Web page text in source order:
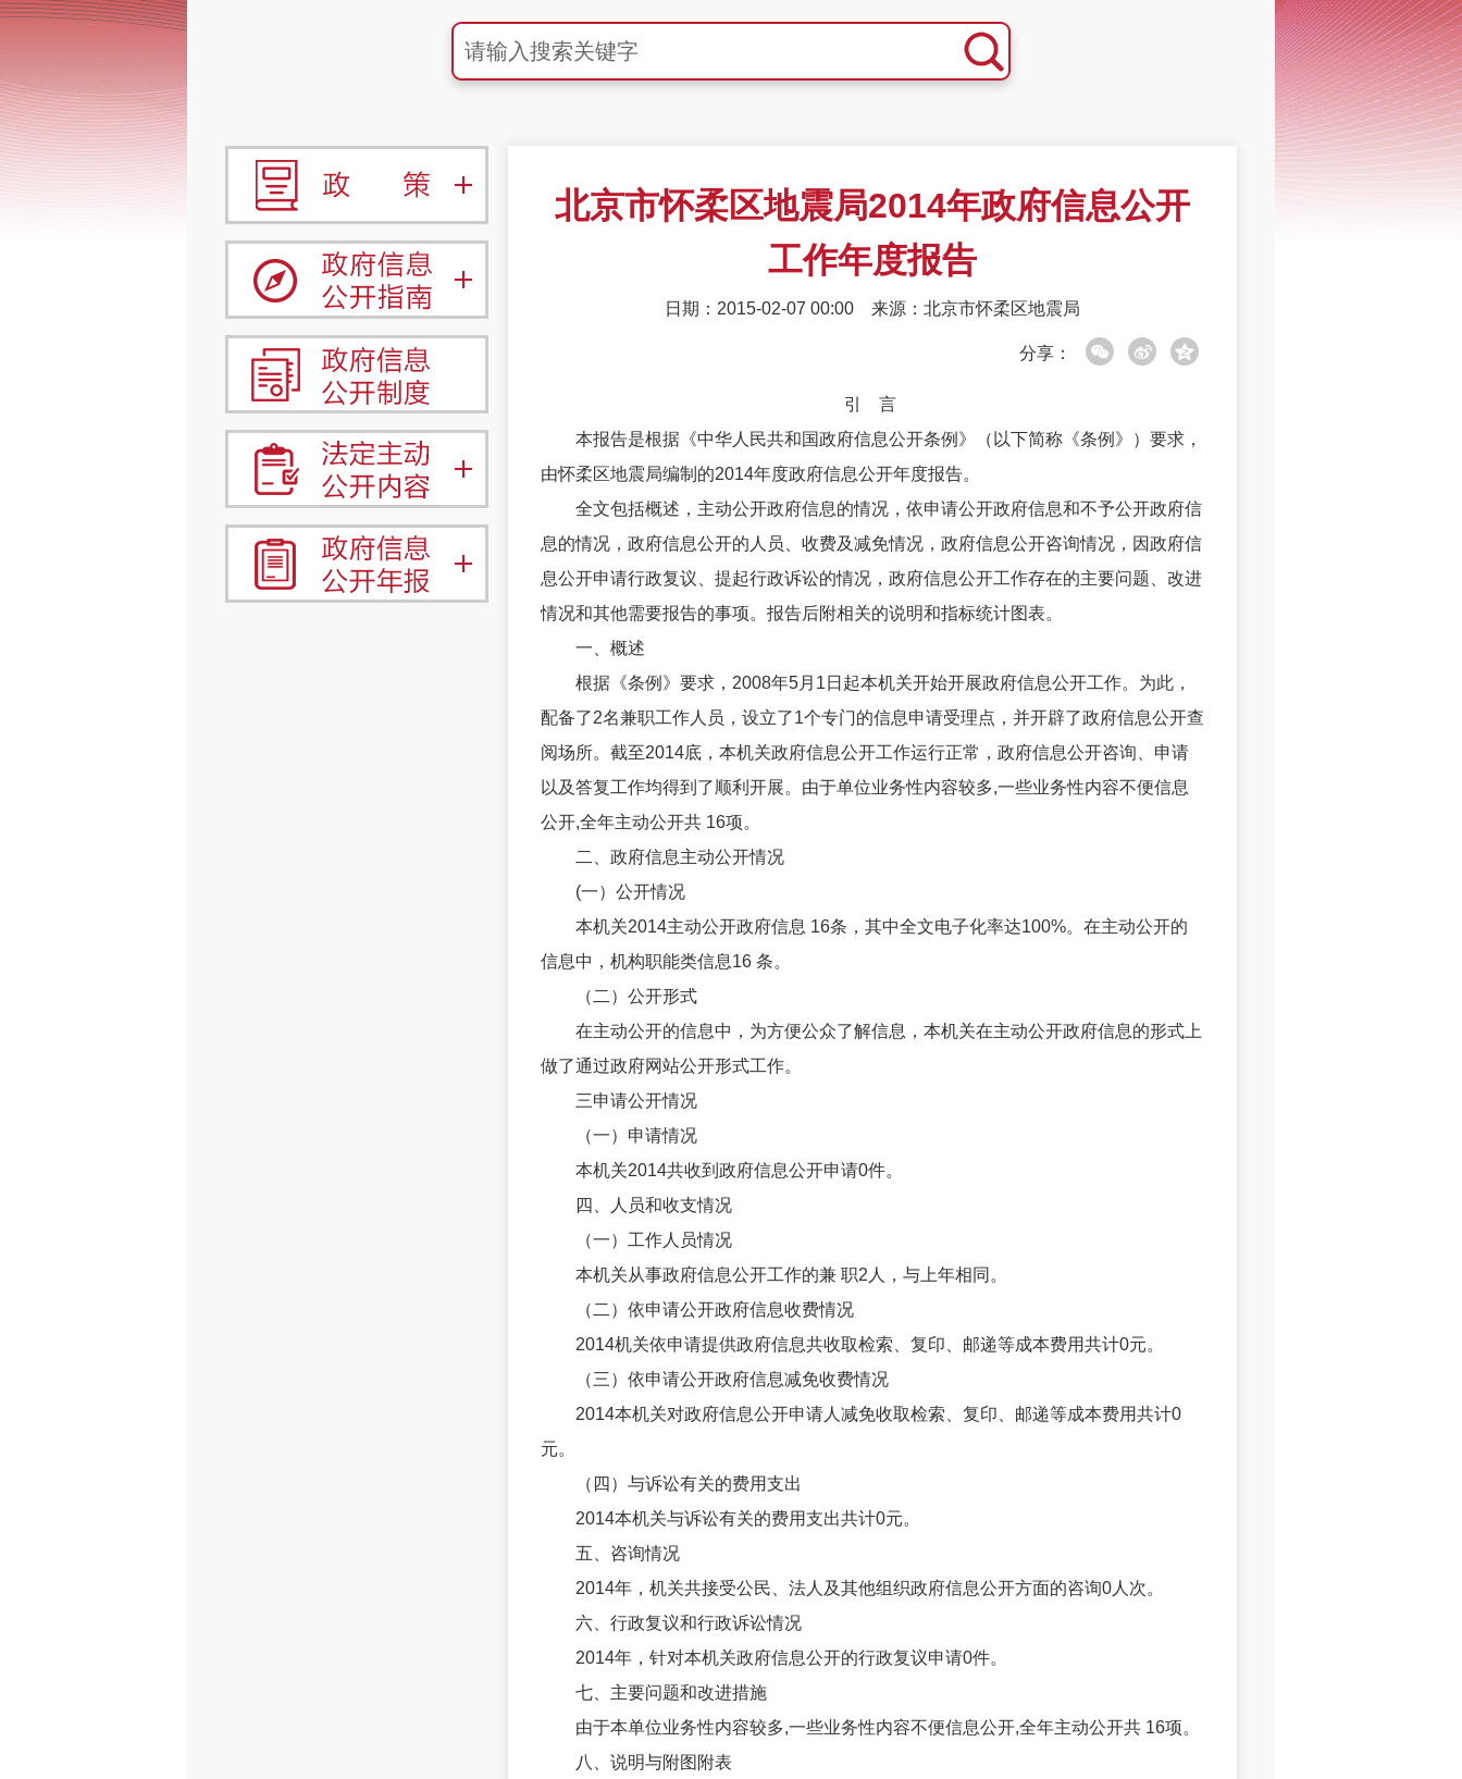
北京市怀柔区地震局2014年政府信息公开
工作年度报告
日期：2015-02-07 00:00 来源：北京市怀柔区地震局
分享：
引 言
本报告是根据《中华人民共和国政府信息公开条例》（以下简称《条例》）要求，
由怀柔区地震局编制的2014年度政府信息公开年度报告。
全文包括概述，主动公开政府信息的情况，依申请公开政府信息和不予公开政府信
息的情况，政府信息公开的人员、收费及减免情况，政府信息公开咨询情况，因政府信
息公开申请行政复议、提起行政诉讼的情况，政府信息公开工作存在的主要问题、改进
情况和其他需要报告的事项。报告后附相关的说明和指标统计图表。
一、概述
根据《条例》要求，2008年5月1日起本机关开始开展政府信息公开工作。为此，
配备了2名兼职工作人员，设立了1个专门的信息申请受理点，并开辟了政府信息公开查
阅场所。截至2014底，本机关政府信息公开工作运行正常，政府信息公开咨询、申请
以及答复工作均得到了顺利开展。由于单位业务性内容较多,一些业务性内容不便信息
公开,全年主动公开共 16项。
二、政府信息主动公开情况
(一）公开情况
本机关2014主动公开政府信息 16条，其中全文电子化率达100%。在主动公开的
信息中，机构职能类信息16 条。
（二）公开形式
在主动公开的信息中，为方便公众了解信息，本机关在主动公开政府信息的形式上
做了通过政府网站公开形式工作。
三申请公开情况
（一）申请情况
本机关2014共收到政府信息公开申请0件。
四、人员和收支情况
（一）工作人员情况
本机关从事政府信息公开工作的兼 职2人，与上年相同。
（二）依申请公开政府信息收费情况
2014机关依申请提供政府信息共收取检索、复印、邮递等成本费用共计0元。
（三）依申请公开政府信息减免收费情况
2014本机关对政府信息公开申请人减免收取检索、复印、邮递等成本费用共计0
元。
（四）与诉讼有关的费用支出
2014本机关与诉讼有关的费用支出共计0元。
五、咨询情况
2014年，机关共接受公民、法人及其他组织政府信息公开方面的咨询0人次。
六、行政复议和行政诉讼情况
2014年，针对本机关政府信息公开的行政复议申请0件。
七、主要问题和改进措施
由于本单位业务性内容较多,一些业务性内容不便信息公开,全年主动公开共 16项。
八、说明与附图附表